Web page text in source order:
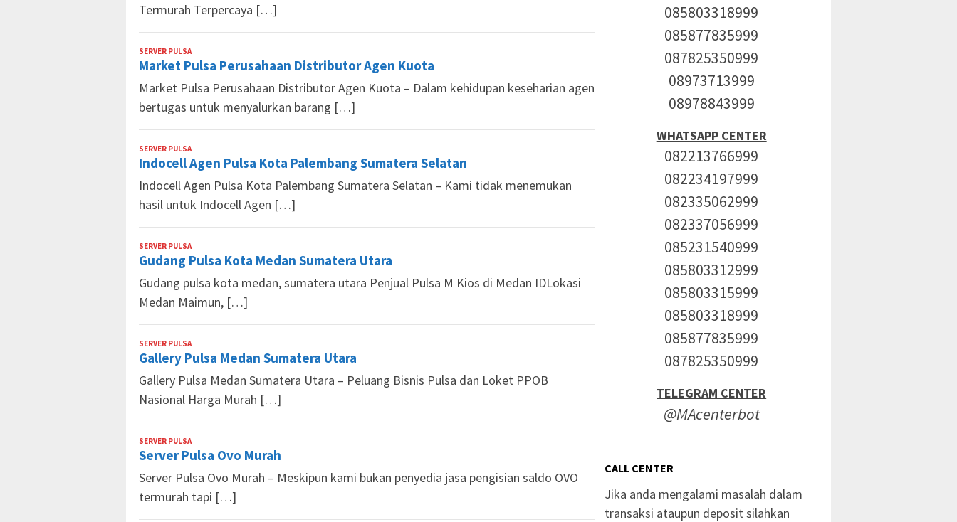
Termurah Terpercaya […]
SERVER PULSAMarket
Pulsa
Market Pulsa Perusahaan Distributor Agen Kuota
Market Pulsa Perusahaan Distributor Agen Kuota – Dalam kehidupan keseharian agen
bertugas untuk menyalurkan barang […]
SERVER PULSAMarket
Pulsa
Indocell Agen Pulsa Kota Palembang Sumatera Selatan
Indocell Agen Pulsa Kota Palembang Sumatera Selatan – Kami tidak menemukan
hasil untuk Indocell Agen […]
SERVER PULSAMarket
Pulsa
Gudang Pulsa Kota Medan Sumatera Utara
Gudang pulsa kota medan, sumatera utara Penjual Pulsa M Kios di Medan IDLokasi
Medan Maimun, […]
SERVER PULSAMarket
Pulsa
Gallery Pulsa Medan Sumatera Utara
Gallery Pulsa Medan Sumatera Utara – Peluang Bisnis Pulsa dan Loket PPOB
Nasional Harga Murah […]
SERVER PULSAMarket
Pulsa
Server Pulsa Ovo Murah
Server Pulsa Ovo Murah – Meskipun kami bukan penyedia jasa pengisian saldo OVO
termurah tapi […]
085803318999
085877835999
087825350999
08973713999
08978843999
WHATSAPP CENTER
082213766999
082234197999
082335062999
082337056999
085231540999
085803312999
085803315999
085803318999
085877835999
087825350999
TELEGRAM CENTER
@MAcenterbot
CALL CENTER
Jika anda mengalami masalah dalam
transaksi ataupun deposit silahkan